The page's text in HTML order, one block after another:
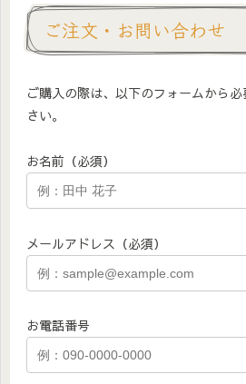
ご注文・お問い合わせ
ご購入の際は、以下のフォームから
さい。
お名前（必須）
メールアドレス（必須）
お電話番号